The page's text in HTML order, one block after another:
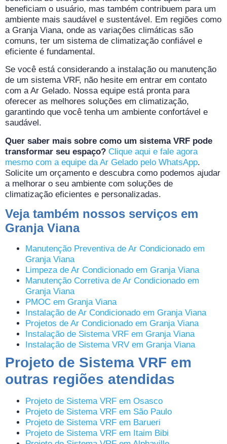
beneficiam o usuário, mas também contribuem para um
ambiente mais saudável e sustentável. Em regiões como
a Granja Viana, onde as variações climáticas são
comuns, ter um sistema de climatização confiável e
eficiente é fundamental.
Se você está considerando a instalação ou manutenção
de um sistema VRF, não hesite em entrar em contato
com a Ar Gelado. Nossa equipe está pronta para
oferecer as melhores soluções em climatização,
garantindo que você tenha um ambiente confortável e
saudável.
Quer saber mais sobre como um sistema VRF pode
transformar seu espaço? Clique aqui e fale agora
mesmo com a equipe da Ar Gelado pelo WhatsApp.
Solicite um orçamento e descubra como podemos ajudar
a melhorar o seu ambiente com soluções de
climatização eficientes e personalizadas.
Veja também nossos serviços em
Granja Viana
Manutenção Preventiva de Ar Condicionado em
Granja Viana
Limpeza de Ar Condicionado em Granja Viana
Manutenção Corretiva de Ar Condicionado em
Granja Viana
PMOC em Granja Viana
Instalação de Ar Condicionado em Granja Viana
Projetos de Ar Condicionado em Granja Viana
Instalação de Sistema VRF em Granja Viana
Instalação de Sistema VRV em Granja Viana
Projeto de Sistema VRF em
outras regiões atendidas
Projeto de Sistema VRF em Osasco
Projeto de Sistema VRF em São Paulo
Projeto de Sistema VRF em Barueri
Projeto de Sistema VRF em Itaim Bibi